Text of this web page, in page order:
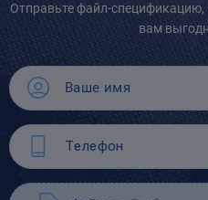
Отправьте файл-
вам